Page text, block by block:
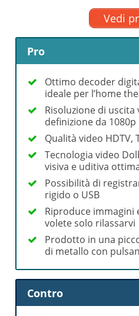
Vedi
Pro
Ottimo decoder
ideale per l’home
Risoluzione di uscita
definizione da 1080p
Qualità video HDTV,
Tecnologia video
visiva e uditiva
Possibilità di
rigido o USB
Riproduce immagini
volete solo rilassarvi
Prodotto in una
di metallo con
Contro